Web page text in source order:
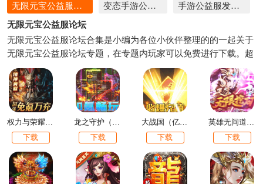
无限元宝公益服论坛 变态手游公益服
手游公益服发布网
无限元宝公益服论坛
无限元宝公益服论坛合集是小编为各位小伙伴整理的的一起关于
无限元宝公益服论坛专题，在专题内玩家可以免费进行下载。超
变态破解游戏下载每天上线就能领取无限元宝,各种满v、变态手
游,还有海量游戏资源随意使用。无限元宝公益服论坛拥有海量
BT版游戏资源任你自由挑选,相信总有一款手游能够让你喜欢.感
觉不错的朋友可以点个收藏!
下载
下载
大战国（亿万狂暴充值）
下载
下载